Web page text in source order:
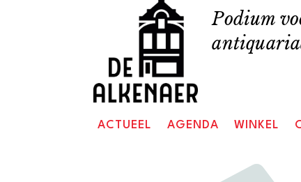
Podium
ACTUEEL AGENDA WINKEL